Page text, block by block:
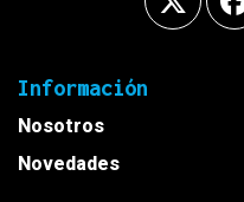
Información
Nosotros
Novedades